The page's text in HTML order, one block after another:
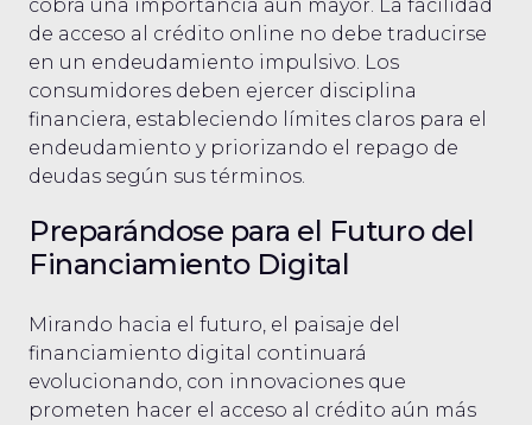
cobra una importancia aún mayor. La facilidad
de acceso al crédito online no debe traducirse
en un endeudamiento impulsivo. Los
consumidores deben ejercer disciplina
financiera, estableciendo límites claros para el
endeudamiento y priorizando el repago de
deudas según sus términos.
Preparándose para el Futuro del
Financiamiento Digital
Mirando hacia el futuro, el paisaje del
financiamiento digital continuará
evolucionando, con innovaciones que
prometen hacer el acceso al crédito aún más